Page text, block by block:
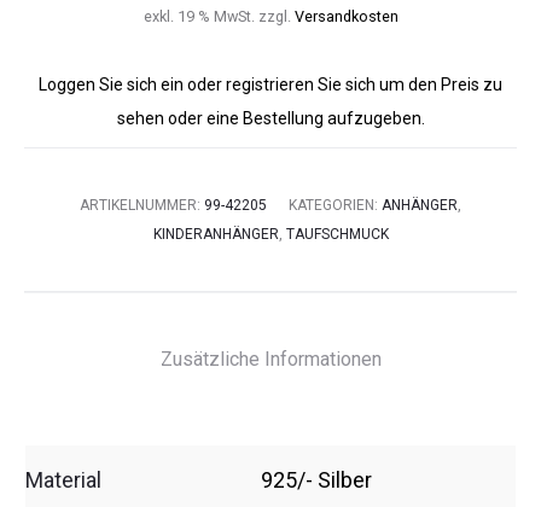
exkl. 19 % MwSt. zzgl. Versandkosten
Loggen Sie sich ein oder registrieren Sie sich um den Preis zu
sehen oder eine Bestellung aufzugeben.
ARTIKELNUMMER: 99-42205 KATEGORIEN: ANHÄNGER,
KINDERANHÄNGER, TAUFSCHMUCK
Zusätzliche Informationen
Material 925/- Silber